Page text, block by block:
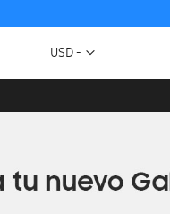
Moneda
USD -